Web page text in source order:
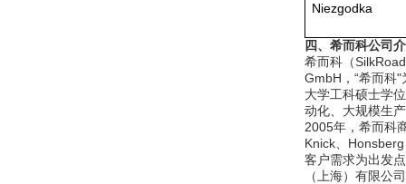
Niezgodka
四、希而科公司
希而科（
GmbH，“希而科
大学工科硕士学
动化、大规模生
2005年，希而科
Knick、
客户需求为出发
（上海）有限公